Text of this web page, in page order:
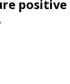
positive